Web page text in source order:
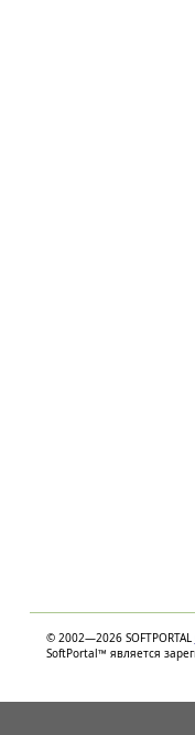
© 2002—2026 SOFTPORTAL
SoftPortal™ является